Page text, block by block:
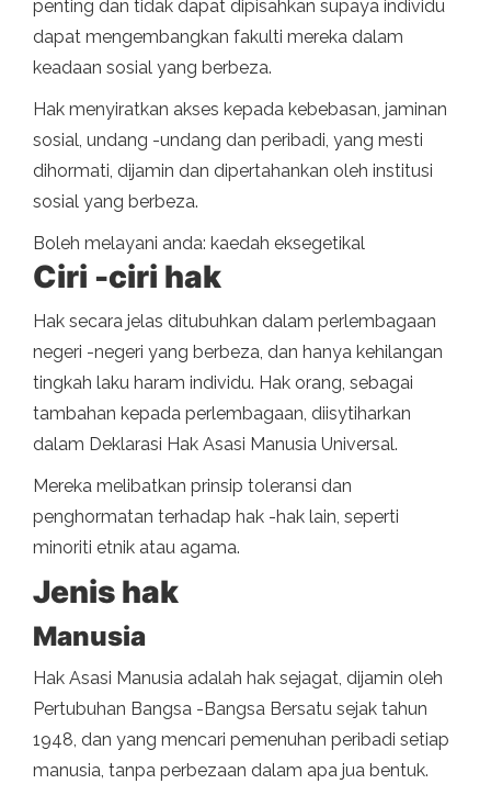
penting dan tidak dapat dipisahkan supaya individu
dapat mengembangkan fakulti mereka dalam
keadaan sosial yang berbeza.
Hak menyiratkan akses kepada kebebasan, jaminan
sosial, undang -undang dan peribadi, yang mesti
dihormati, dijamin dan dipertahankan oleh institusi
sosial yang berbeza.
Boleh melayani anda: kaedah eksegetikal
Ciri -ciri hak
Hak secara jelas ditubuhkan dalam perlembagaan
negeri -negeri yang berbeza, dan hanya kehilangan
tingkah laku haram individu. Hak orang, sebagai
tambahan kepada perlembagaan, diisytiharkan
dalam Deklarasi Hak Asasi Manusia Universal.
Mereka melibatkan prinsip toleransi dan
penghormatan terhadap hak -hak lain, seperti
minoriti etnik atau agama.
Jenis hak
Manusia
Hak Asasi Manusia adalah hak sejagat, dijamin oleh
Pertubuhan Bangsa -Bangsa Bersatu sejak tahun
1948, dan yang mencari pemenuhan peribadi setiap
manusia, tanpa perbezaan dalam apa jua bentuk.